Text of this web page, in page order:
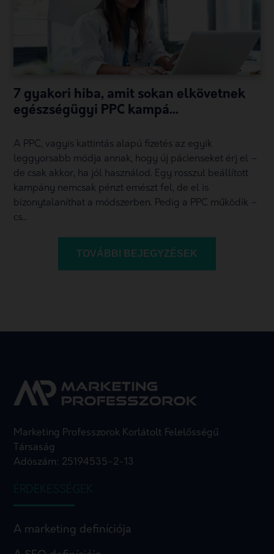
7 gyakori hiba, amit sokan elkövetnek
egészségügyi PPC kampá...
A PPC, vagyis kattintás alapú fizetés az egyik
leggyorsabb módja annak, hogy új pácienseket érj el –
de csak akkor, ha jól használod. Egy rosszul beállított
kampány nemcsak pénzt emészt fel, de el is
bizonytalaníthat a módszerben. Pedig a PPC működik –
cs...
TOVÁBBI BEJEGYZÉSEK
Marketing Professzorok Korlátolt Felelősségű
Társaság
Adószám: 25194535-2-13
ÉRDEKESSÉGEK
A marketing definíciója